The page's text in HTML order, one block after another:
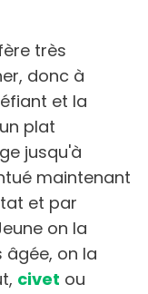
très
donc à
et la
plat
jusqu'à
maintenant
et par
on la
âgée, on la
civet ou